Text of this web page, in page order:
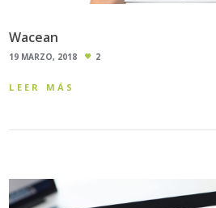
Wacean
19 MARZO, 2018 2
LEER MÁS